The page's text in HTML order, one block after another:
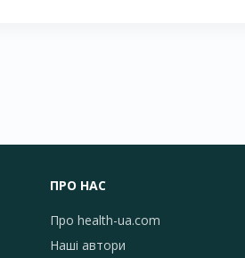
ПРО НАС
Про health-ua.com
Наші автори